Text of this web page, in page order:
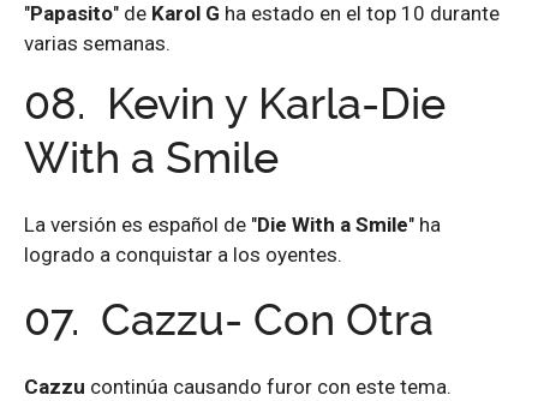
"Papasito" de Karol G ha estado en el top 10 durante
varias semanas.
08. Kevin y Karla-Die
With a Smile
La versión es español de "Die With a Smile" ha
logrado a conquistar a los oyentes.
07. Cazzu- Con Otra
Cazzu continúa causando furor con este tema.